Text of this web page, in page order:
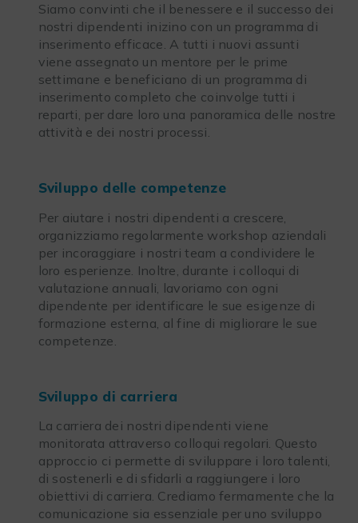
Siamo convinti che il benessere e il successo dei
nostri dipendenti inizino con un programma di
inserimento efficace. A tutti i nuovi assunti
viene assegnato un mentore per le prime
settimane e beneficiano di un programma di
inserimento completo che coinvolge tutti i
reparti, per dare loro una panoramica delle nostre
attività e dei nostri processi.
Sviluppo delle competenze
Per aiutare i nostri dipendenti a crescere,
organizziamo regolarmente workshop aziendali
per incoraggiare i nostri team a condividere le
loro esperienze. Inoltre, durante i colloqui di
valutazione annuali, lavoriamo con ogni
dipendente per identificare le sue esigenze di
formazione esterna, al fine di migliorare le sue
competenze.
Sviluppo di carriera
La carriera dei nostri dipendenti viene
monitorata attraverso colloqui regolari. Questo
approccio ci permette di sviluppare i loro talenti,
di sostenerli e di sfidarli a raggiungere i loro
obiettivi di carriera. Crediamo fermamente che la
comunicazione sia essenziale per uno sviluppo